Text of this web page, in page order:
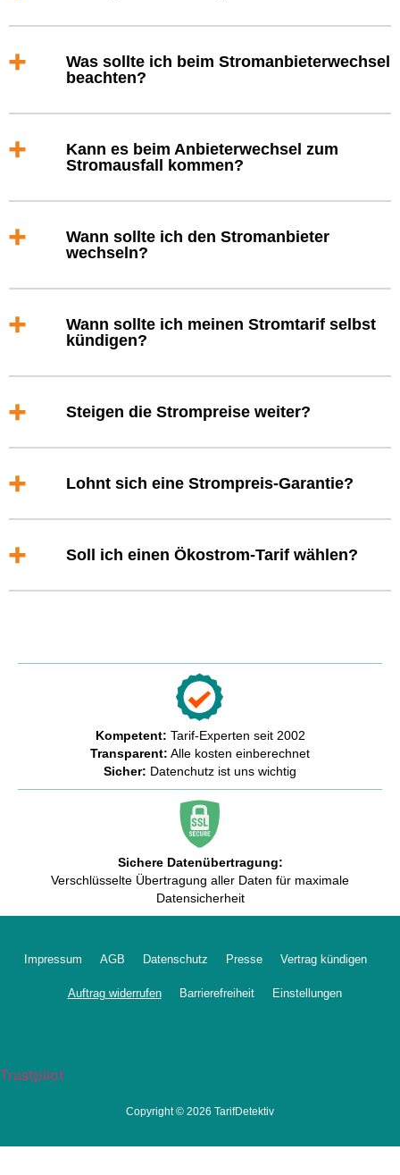
Was sollte ich beim Stromanbieterwechsel
beachten?
Kann es beim Anbieterwechsel zum
Stromausfall kommen?
Wann sollte ich den Stromanbieter
wechseln?
Wann sollte ich meinen Stromtarif selbst
kündigen?
Steigen die Strompreise weiter?
Lohnt sich eine Strompreis-Garantie?
Soll ich einen Ökostrom-Tarif wählen?
Kompetent: Tarif-Experten seit 2002
Transparent: Alle kosten einberechnet
Sicher: Datenchutz ist uns wichtig
Sichere Datenübertragung:
Verschlüsselte Übertragung aller Daten für maximale
Datensicherheit
Impressum AGB Datenschutz Presse Vertrag kündigen
Auftrag widerrufen Barrierefreiheit Einstellungen
Trustpilot
Copyright © 2026 TarifDetektiv